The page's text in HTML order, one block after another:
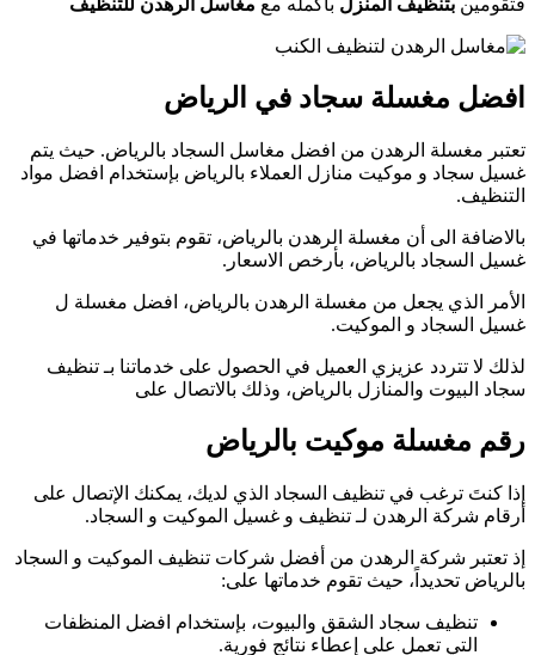
فتقومين بتنظيف المنزل بأكمله مع مغاسل الرهدن للتنظيف
افضل مغسلة سجاد في الرياض
تعتبر مغسلة الرهدن من افضل مغاسل السجاد بالرياض. حيث يتم
غسيل سجاد و موكيت منازل العملاء بالرياض بإستخدام افضل مواد
التنظيف.
بالاضافة الى أن مغسلة الرهدن بالرياض، تقوم بتوفير خدماتها في
غسيل السجاد بالرياض، بأرخص الاسعار.
الأمر الذي يجعل من مغسلة الرهدن بالرياض، افضل مغسلة ل
غسيل السجاد و الموكيت.
لذلك لا تتردد عزيزي العميل في الحصول على خدماتنا بـ تنظيف
سجاد البيوت والمنازل بالرياض، وذلك بالاتصال على
رقم مغسلة موكيت بالرياض
إذا كنتَ ترغب في تنظيف السجاد الذي لديك، يمكنك الإتصال على
أرقام شركة الرهدن لـ تنظيف و غسيل الموكيت و السجاد.
إذ تعتبر شركة الرهدن من أفضل شركات تنظيف الموكيت و السجاد
بالرياض تحديداً، حيث تقوم خدماتها على:
تنظيف سجاد الشقق والبيوت، بإستخدام افضل المنظفات
التي تعمل على إعطاء نتائج فورية.